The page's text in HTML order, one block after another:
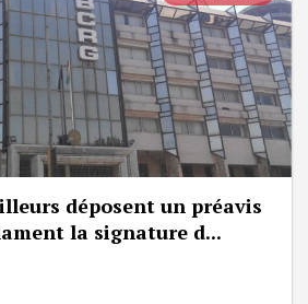
déposent un préavis
la signature d...